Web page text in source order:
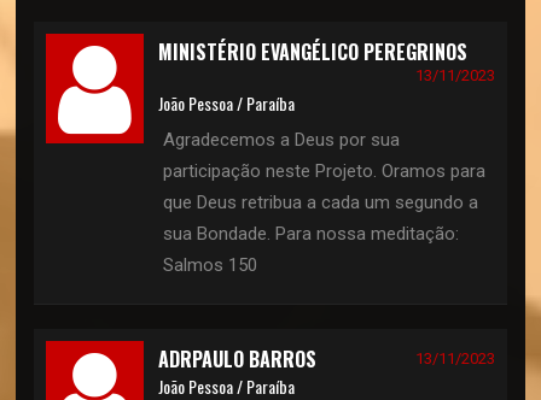
MINISTÉRIO EVANGÉLICO PEREGRINOS
13/11/2023
João Pessoa / Paraíba
Agradecemos a Deus por sua
participação neste Projeto. Oramos para
que Deus retribua a cada um segundo a
sua Bondade. Para nossa meditação:
Salmos 150
ADRPAULO BARROS 13/11/2023
João Pessoa / Paraíba